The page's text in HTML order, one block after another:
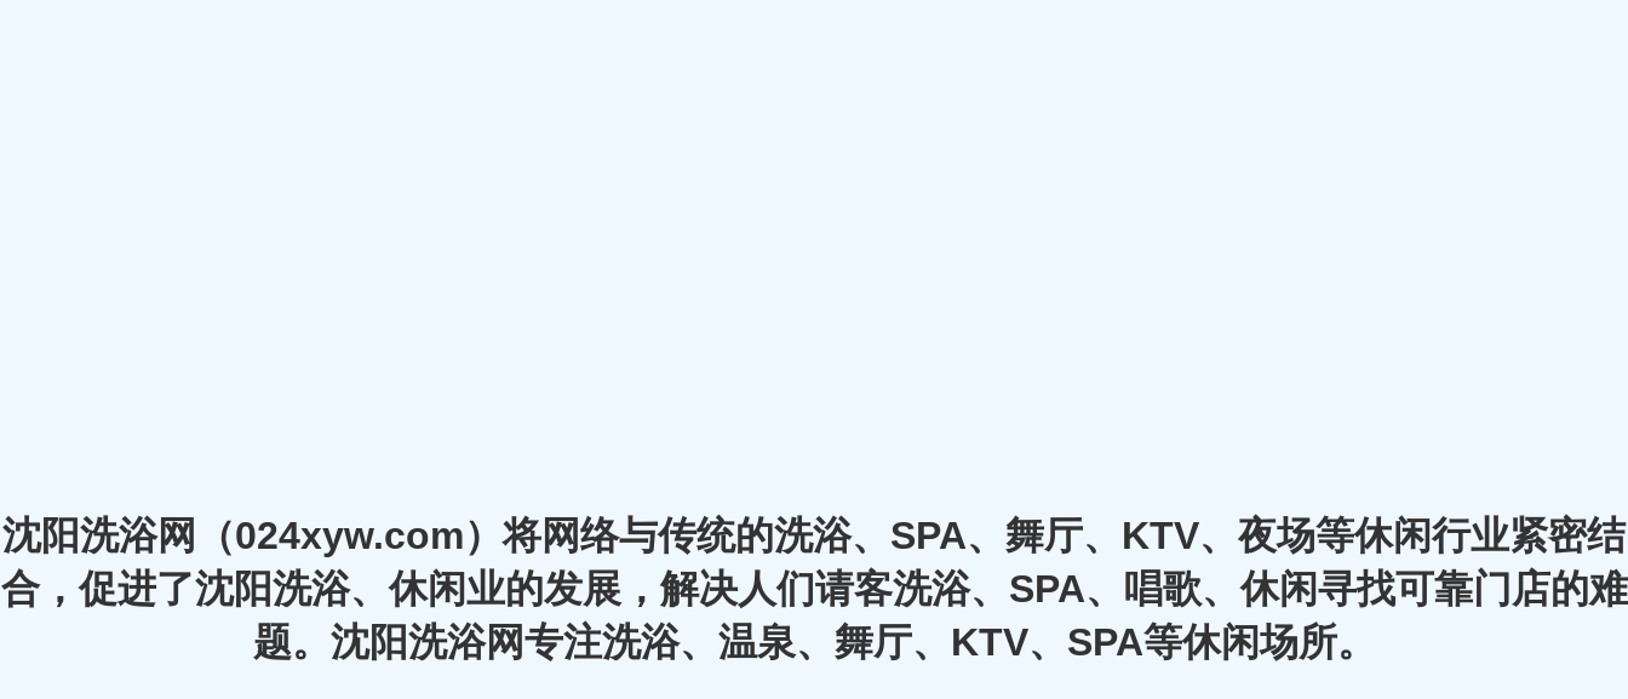
沈阳洗浴网（024xyw.com）将网络与传统的洗浴、SPA、舞厅、KTV、夜场等休闲行业紧密结
合，促进了沈阳洗浴、休闲业的发展，解决人们请客洗浴、SPA、唱歌、休闲寻找可靠门店的难
题。沈阳洗浴网专注洗浴、温泉、舞厅、KTV、SPA等休闲场所。